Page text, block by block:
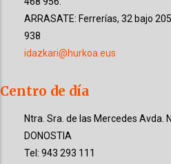
ARRASATE: Ferrerías, 32 bajo
938
idazkari@hurkoa.eus
Centro de día
Ntra. Sra. de las Mercedes Avda.
DONOSTIA
Tel: 943 293 111